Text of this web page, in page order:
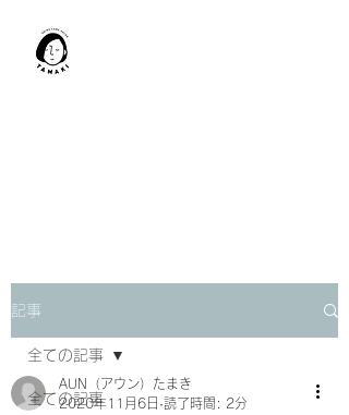
記事
全ての記事
全ての記事
AUN（アウン）たまき
2020年11月6日 読了時間: 2分